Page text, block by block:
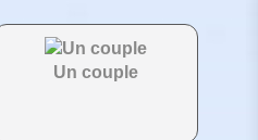
Un couple